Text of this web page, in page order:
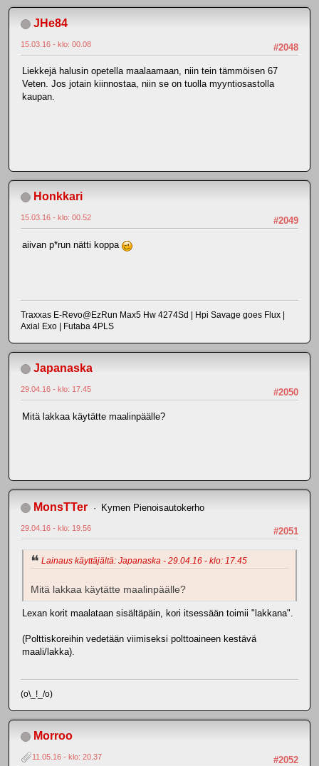
JHe84
#2048
15.03.16 - klo: 00.08
Liekkejä halusin opetella maalaamaan, niin tein tämmöisen 67
Veten. Jos jotain kiinnostaa, niin se on tuolla myyntiosastolla
kaupan.
Honkkari
#2049
15.03.16 - klo: 00.52
aiivan p*run nätti koppa
Traxxas E-Revo@EzRun Max5 Hw 4274Sd | Hpi Savage goes Flux |
Axial Exo | Futaba 4PLS
Japanaska
#2050
29.04.16 - klo: 17.45
Mitä lakkaa käytätte maalinpäälle?
MonsTTer Kymen Pienoisautokerho
#2051
29.04.16 - klo: 19.56
Lainaus käyttäjältä: Japanaska - 29.04.16 - klo: 17.45
Mitä lakkaa käytätte maalinpäälle?
Lexan korit maalataan sisältäpäin, kori itsessään toimii "lakkana".
(Polttiskoreihin vedetään viimiseksi polttoaineen kestävä
maali/lakka).
(o\_!_/o)
Morroo
#2052
11.05.16 - klo: 20.37